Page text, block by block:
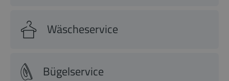
Wäscheservice
Bügelservice